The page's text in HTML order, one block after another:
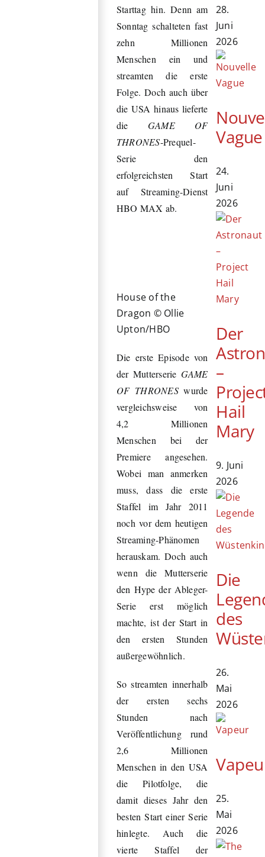
Starttag hin. Denn am
Sonntag schalteten fast
zehn Millionen
Menschen ein und
streamten die erste
Folge. Doch auch über
die USA hinaus lieferte
die GAME OF
THRONES-Prequel-
Serie den
erfolgreichsten Start
auf Streaming-Dienst
HBO MAX ab.
House of the
Dragon © Ollie
Upton/HBO
Die erste Episode von
der Mutterserie GAME
OF THRONESwurde
vergleichsweise von
4,2 Millionen
Menschen bei der
Premiere angesehen.
Wobei man anmerken
muss, dass die erste
Staffel im Jahr 2011
noch vor dem heutigen
Streaming-Phänomen
herauskam. Doch auch
wenn die Mutterserie
den Hype der Ableger-
Serie erst möglich
machte, ist der Start in
den ersten Stunden
außergewöhnlich.
So streamten innerhalb
der ersten sechs
Stunden nach
Veröffentlichung rund
2,6 Millionen
Menschen in den USA
die Pilotfolge, die
damit dieses Jahr den
besten Start einer Serie
hinlegte. Auch die
vierte Staffel der
28.
Juni
2026
Vague
24.
Juni
2026
Der
–
Hail
Mary
9. Juni
2026
Die
des
26.
Mai
2026
25.
Mai
2026